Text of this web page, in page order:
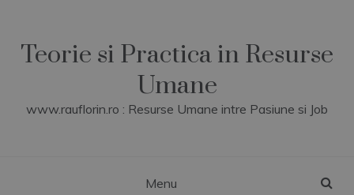
contentTeorie si Practica in Resurse
Umane
www.rauflorin.ro : Resurse Umane intre Pasiune si Job
Menu